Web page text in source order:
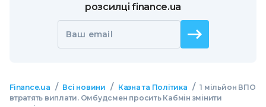
розсилці finance.ua
Ваш email
Finance.ua / Всі новини / Казна та Політика / 1 мільйон ВПО
втратять виплати. Омбудсмен просить Кабмін змінити